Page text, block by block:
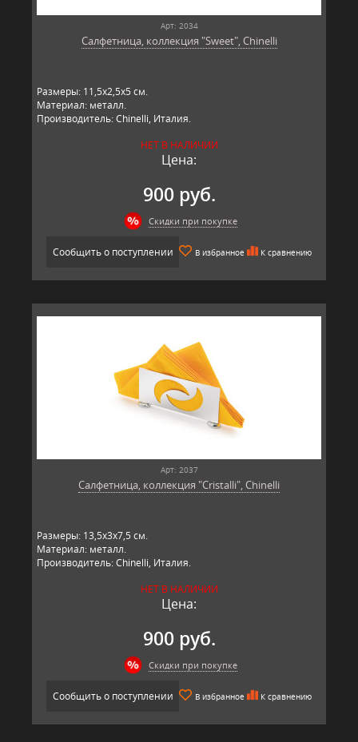
Арт: 2034
Салфетница, коллекция "Sweet", Chinelli
Размеры: 11,5х2,5х5 см.
Материал: металл.
Производитель: Chinelli, Италия.
НЕТ В НАЛИЧИИ
Цена:
900 руб.
Скидки при покупке
Сообщить о поступлении В избранное К сравнению
Арт: 2037
Салфетница, коллекция "Cristalli", Chinelli
Размеры: 13,5х3х7,5 см.
Материал: металл.
Производитель: Chinelli, Италия.
НЕТ В НАЛИЧИИ
Цена:
900 руб.
Скидки при покупке
Сообщить о поступлении В избранное К сравнению